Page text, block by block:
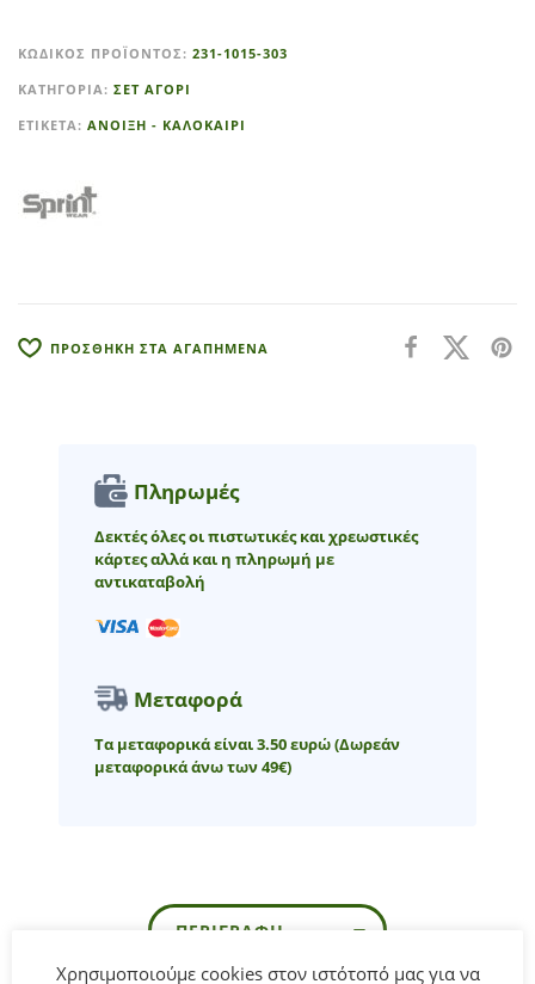
t
e
r
t
ΚΩΔΙΚΌΣ ΠΡΟΪΌΝΤΟΣ: 231-1015-303
ΚΑΤΗΓΟΡΊΑ: ΣΕΤ ΑΓΟΡΙ
ΕΤΙΚΈΤΑ: ΑΝΟΙΞΗ - ΚΑΛΟΚΑΙΡΙ
ΠΡΟΣΘΗΚΗ ΣΤΑ ΑΓΑΠΗΜΕΝΑ
Πληρωμές
Δεκτές όλες οι πιστωτικές και χρεωστικές
κάρτες αλλά και η πληρωμή με
αντικαταβολή
Μεταφορά
Τα μεταφορικά είναι 3.50 ευρώ(Δωρεάν
μεταφορικά άνω των 49€)
ΠΕΡΙΓΡΑΦΉ
Χρησιμοποιούμε cookies στον ιστότοπό μας για να